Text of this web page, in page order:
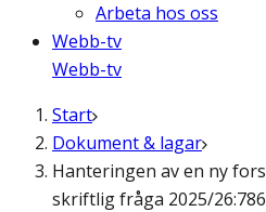
Arbeta hos oss
Webb-tv
Webb-tv
Start
Dokument & lagar
Hanteringen av en ny
skriftlig fråga 2025/